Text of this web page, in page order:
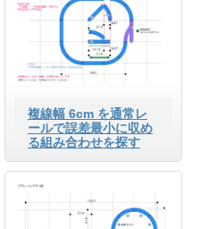
複線幅 6cm を通常レ
ールで誤差最小に収め
る組み合わせを探す